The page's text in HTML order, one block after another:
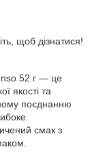
щоб дізнатися!
52 г — це
якості та
поєднанню
смак з